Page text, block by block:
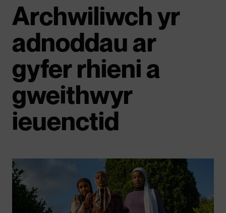
Archwiliwch yr
adnoddau ar
gyfer rhieni a
gweithwyr
ieuenctid